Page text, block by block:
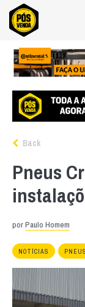
Back
Pneus
porPaulo Homem
NOTÍCIAS PNEUS